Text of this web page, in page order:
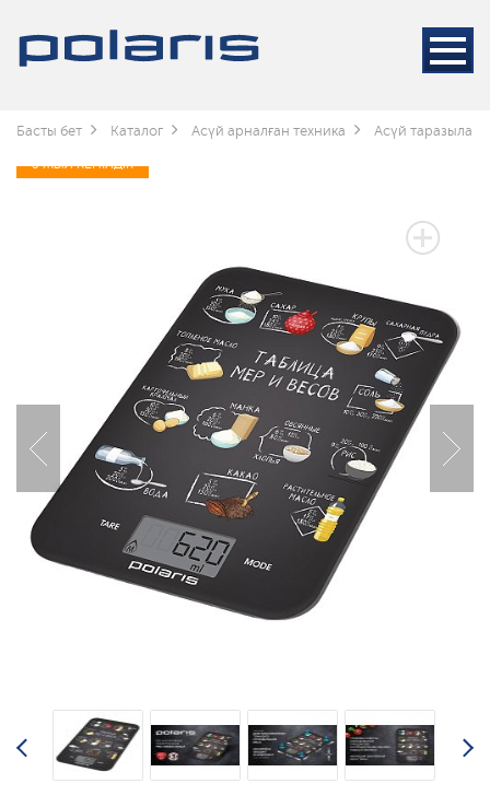
Басты бет Каталог Асүй арналған техника Асүй таразылары
3 ЖЫЛ КЕПІЛДІК